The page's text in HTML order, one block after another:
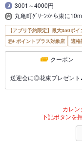
3001～4000円
丸亀町ｸﾞﾘｰﾝから東に10m
【アプリ予約限定】最大350ポ
ポイントプラス対象店
適格
クーポン
送迎会に◎花束プレゼント
カレン
下記ボタンを